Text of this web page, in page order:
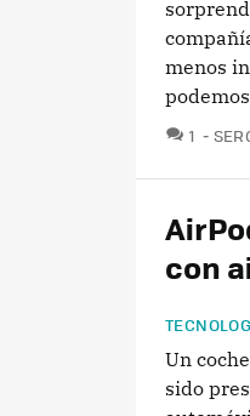
menos
1
con
Un
sido